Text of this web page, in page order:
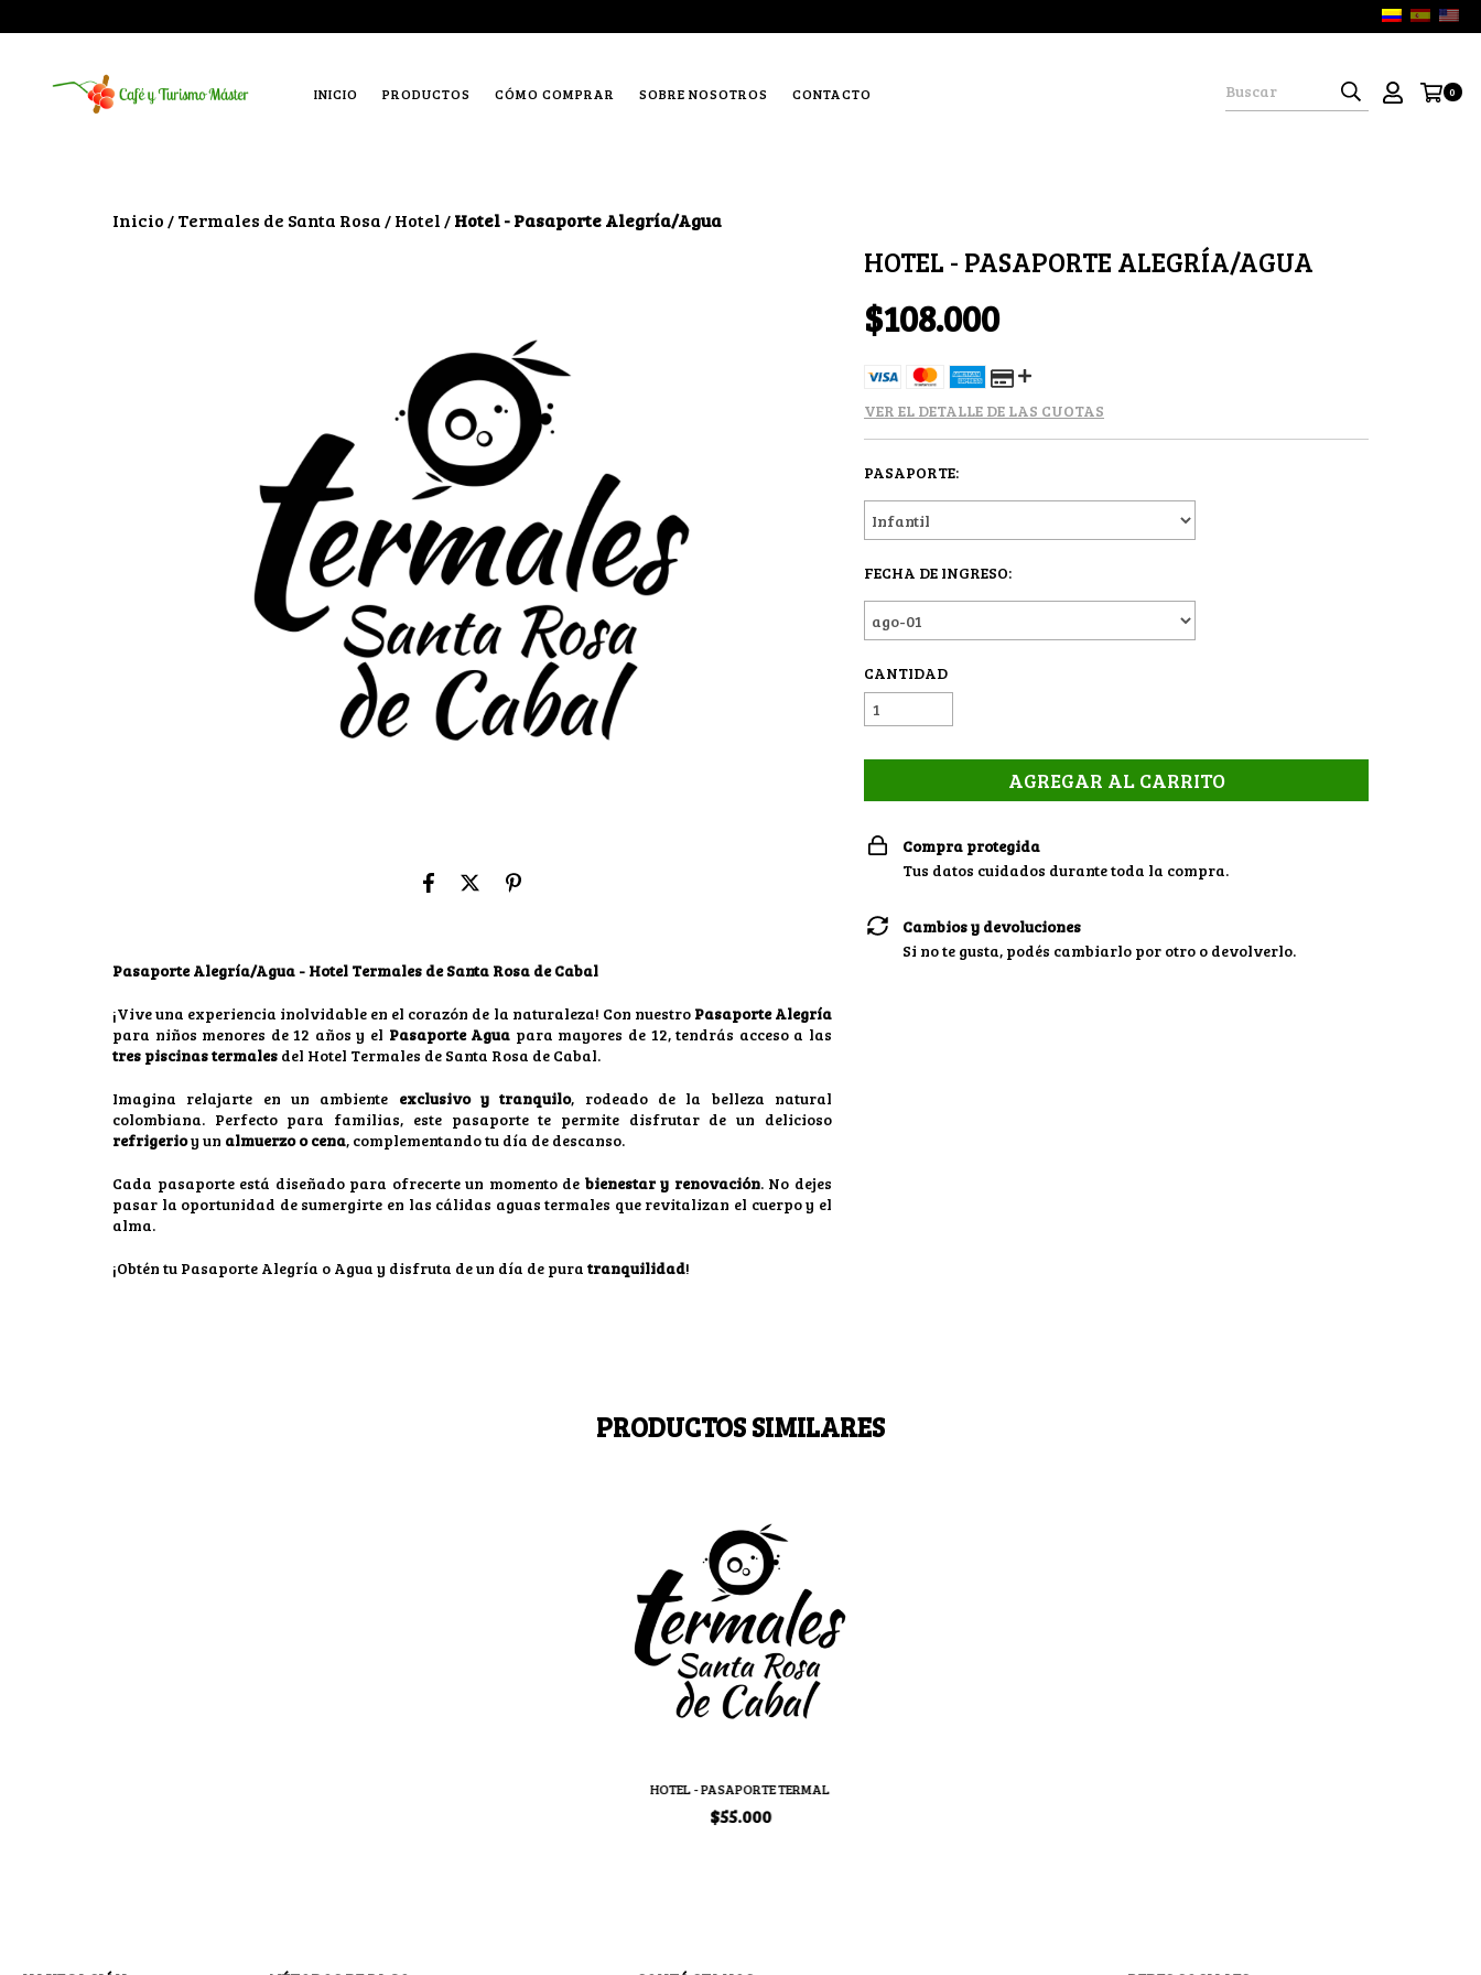
INICIO PRODUCTOS CÓMO COMPRAR SOBRE NOSOTROS CONTACTO 0
Inicio / Termales de Santa Rosa / Hotel / Hotel - Pasaporte Alegría/Agua
Pasaporte Alegría/Agua - Hotel Termales de Santa Rosa de Cabal
¡Vive una experiencia inolvidable en el corazón de la naturaleza! Con nuestro Pasaporte Alegría
para niños menores de 12 años y el Pasaporte Agua para mayores de 12, tendrás acceso a las
tres piscinas termales del Hotel Termales de Santa Rosa de Cabal.
Imagina relajarte en un ambiente exclusivo y tranquilo, rodeado de la belleza natural
colombiana. Perfecto para familias, este pasaporte te permite disfrutar de un delicioso
refrigerioy un almuerzo o cena, complementando tu día de descanso.
Cada pasaporte está diseñado para ofrecerte un momento de bienestar y renovación. No dejes
pasar la oportunidad de sumergirte en las cálidas aguas termales que revitalizan el cuerpo y el
alma.
¡Obtén tu Pasaporte Alegría o Agua y disfruta de un día de pura tranquilidad!
HOTEL - PASAPORTE ALEGRÍA/AGUA
$108.000
VER EL DETALLE DE LAS CUOTAS
PASAPORTE:
FECHA DE INGRESO:
CANTIDAD
Compra protegida
Tus datos cuidados durante toda la compra.
Cambios y devoluciones
Si no te gusta, podés cambiarlo por otro o devolverlo.
PRODUCTOS SIMILARES
HOTEL - PASAPORTE TERMAL
$55.000